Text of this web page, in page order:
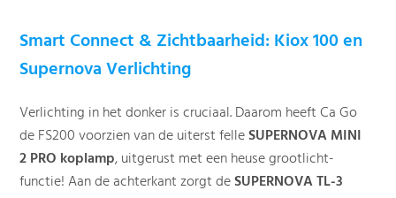
Smart Connect & Zichtbaarheid: Kiox 100 en
Supernova Verlichting
Verlichting in het donker is cruciaal. Daarom heeft Ca Go
de FS200 voorzien van de uiterst felleSUPERNOVA MINI
2 PRO koplamp, uitgerust met een heuse grootlicht-
functie! Aan de achterkant zorgt deSUPERNOVA TL-3